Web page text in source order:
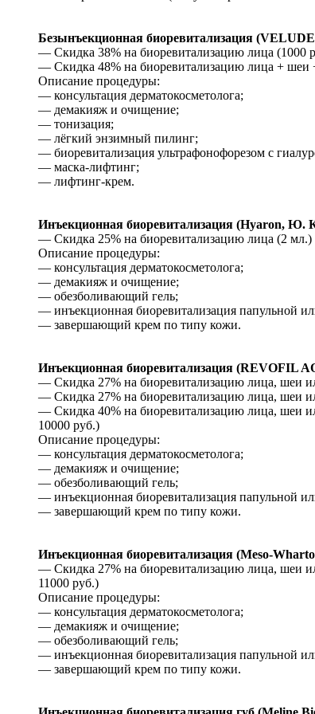
Безынъекционная биоревитализация
— Скидка 38% на биоревитализацию лица (1000
— Скидка 48% на биоревитализацию лица + шеи
Описание процедуры:
— консультация дерматокосметолога;
— демакияж и очищение;
— тонизация;
— лёгкий энзимный пилинг;
— биоревитализация ультрафонофорезом с
— маска-лифтинг;
— лифтинг-крем.
Инъекционная биоревитализация (Hyaron, Ю.
— Скидка 25% на биоревитализацию лица (2 мл.)
Описание процедуры:
— консультация дерматокосметолога;
— демакияж и очищение;
— обезболивающий гель;
— инъекционная биоревитализация папульной
— завершающий крем по типу кожи.
Инъекционная биоревитализация (REVOFIL
— Скидка 27% на биоревитализацию лица, шеи
— Скидка 27% на биоревитализацию лица, шеи
— Скидка 40% на биоревитализацию лица, шеи
10000 руб.)
Описание процедуры:
— консультация дерматокосметолога;
— демакияж и очищение;
— обезболивающий гель;
— инъекционная биоревитализация папульной
— завершающий крем по типу кожи.
Инъекционная биоревитализация (Meso-
— Скидка 27% на биоревитализацию лица, шеи
11000 руб.)
Описание процедуры:
— консультация дерматокосметолога;
— демакияж и очищение;
— обезболивающий гель;
— инъекционная биоревитализация папульной
— завершающий крем по типу кожи.